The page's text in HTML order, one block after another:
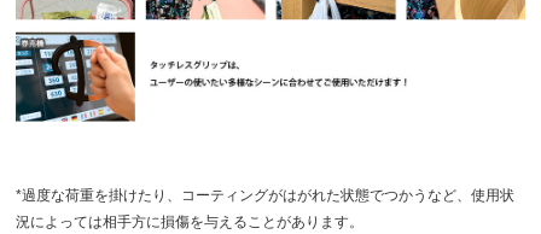
*過度な荷重を掛けたり、コーティングがはがれた状態でつかうなど、使用状
況によっては相手方に損傷を与えることがあります。